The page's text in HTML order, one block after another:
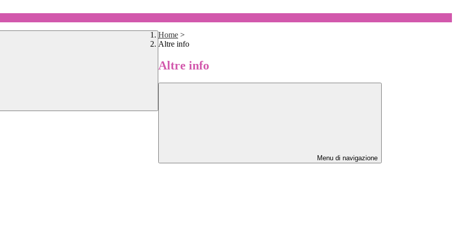
Home >
Altre info
Altre info
Menu di navigazione